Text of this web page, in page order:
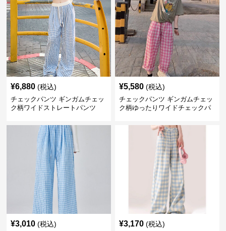
¥6,880 (税込)
チェックパンツ ギンガムチェッ
ク柄ワイドストレートパンツ
¥5,580 (税込)
チェックパンツ ギンガムチェッ
ク柄ゆったりワイドチェックパ
¥3,010 (税込) ¥3,170 (税込)